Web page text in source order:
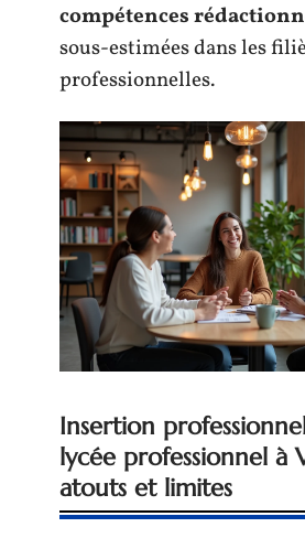
compétences
sous-estimées dans les
professionnelles.
Insertion
lycée professionnel à
atouts et limites